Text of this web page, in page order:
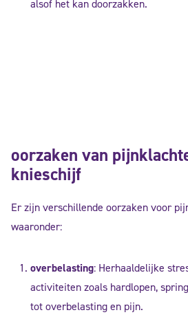
alsof het kan doorzakken.
oorzaken van
knieschijf
Er zijn verschillende oorzaken voor
waaronder:
overbelasting: Herhaaldelijke
activiteiten zoals hardlopen,
tot overbelasting en pijn.